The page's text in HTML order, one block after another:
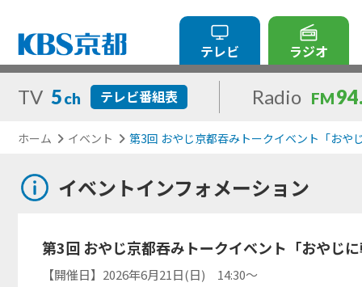
テレビ ラジオ
TV 5ch テレビ番組表 Radio FM
ホーム イベント 第3回 おやじ京都吞みトークイベント「おや
イベントインフォメーション
第3回 おやじ京都吞みトークイベント「おやじ
【開催日】2026年6月21日(日) 14:30～